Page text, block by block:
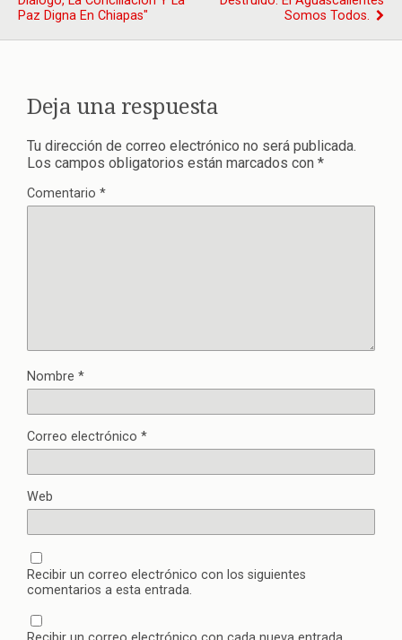
Paz Digna En Chiapas"
Somos Todos.
Deja una respuesta
Tu dirección de correo electrónico no será publicada.
Los campos obligatorios están marcados con *
Comentario *
Nombre *
Correo electrónico *
Web
Recibir un correo electrónico con los siguientes
comentarios a esta entrada.